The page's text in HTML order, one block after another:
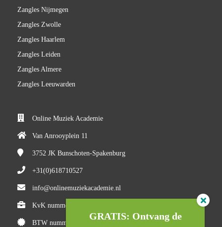
Zangles Nijmegen
Zangles Zwolle
Zangles Haarlem
Zangles Leiden
Zangles Almere
Zangles Leeuwarden
Online Muziek Academie
Van Anrooyplein 11
3752 JK Bunschoten-Spakenburg
+31(0)618710527
info@onlinemuziekacademie.nl
KvK nummer: 84983205
BTW nummer: NL8634.521.52.B01
GRATIS: Ontvang de